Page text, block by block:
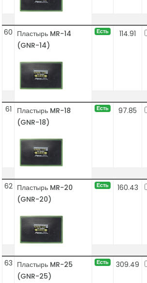
60 Пластырь MR-14
(GNR-14)
Есть 114.91
61
Пластырь MR-18
(GNR-18)
Есть 97.85
62 Пластырь MR-20
(GNR-20)
Есть 160.43
63 Пластырь MR-25
(GNR-25)
Есть 309.49